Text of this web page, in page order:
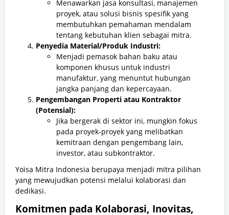
Menawarkan jasa konsultasi, manajemen
proyek, atau solusi bisnis spesifik yang
membutuhkan pemahaman mendalam
tentang kebutuhan klien sebagai mitra.
Penyedia Material/Produk Industri:
Menjadi pemasok bahan baku atau
komponen khusus untuk industri
manufaktur, yang menuntut hubungan
jangka panjang dan kepercayaan.
Pengembangan Properti atau Kontraktor
(Potensial):
Jika bergerak di sektor ini, mungkin fokus
pada proyek-proyek yang melibatkan
kemitraan dengan pengembang lain,
investor, atau subkontraktor.
Yoisa Mitra Indonesia berupaya menjadi mitra pilihan
yang mewujudkan potensi melalui kolaborasi dan
dedikasi.
Komitmen pada Kolaborasi, Inovitas,